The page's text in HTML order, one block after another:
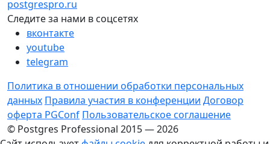
postgrespro.ru
Следите за нами в соцсетях
вконтакте
youtube
telegram
Политика в отношении обработки персональных
данных Правила участия в конференции Договор
оферта PGConf Пользовательское соглашение
© Postgres Professional 2015 — 2026